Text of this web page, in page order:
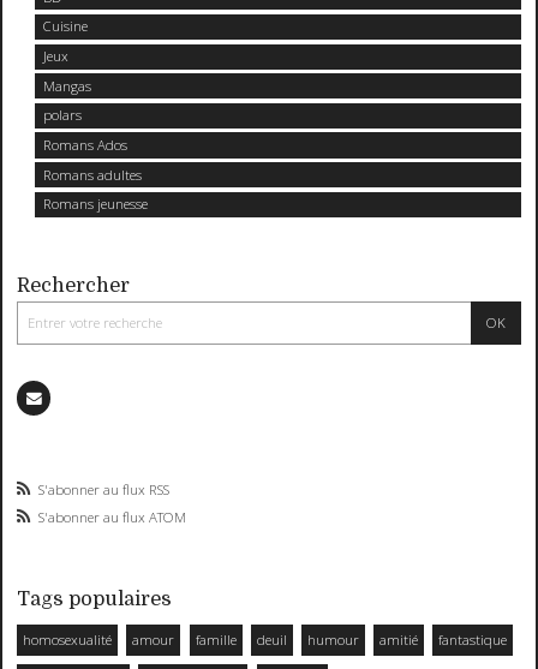
Cuisine
Jeux
Mangas
polars
Romans Ados
Romans adultes
Romans jeunesse
Rechercher
S'abonner au flux RSS
S'abonner au flux ATOM
Tags populaires
homosexualité amour famille deuil humour amitié fantastique